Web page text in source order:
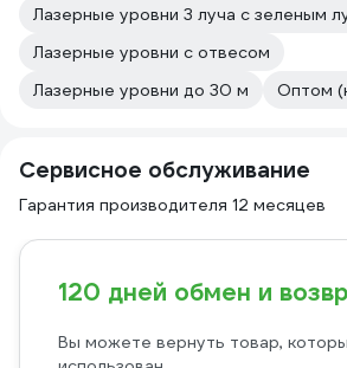
Лазерные уровни 3 луча с зеленым
Лазерные уровни с отвесом
Лазерные уровни до 30 м
Оптом
Сервисное обслуживание
Гарантия производителя 12 месяцев
120 дней обмен и
Вы можете вернуть товар,